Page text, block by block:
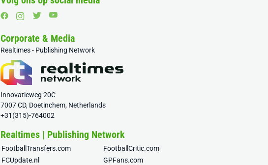
Corporate & Media
Realtimes - Publishing Network
Innovatieweg 20C
7007 CD, Doetinchem, Netherlands
+31(315)-764002
Realtimes | Publishing Network
FootballTransfers.com
FootballCritic.com
FCUpdate.nl
GPFans.com